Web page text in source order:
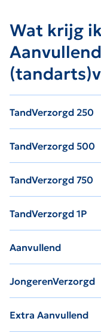
Wat krijg
TandVerzorgd 250
TandVerzorgd 500
TandVerzorgd 750
TandVerzorgd 1P
Aanvullend
JongerenVerzorgd
Extra Aanvullend